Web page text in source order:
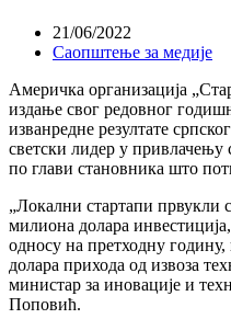
21/06/2022
Саопштење за медије
Америчка организација
издање свог редовног
изванредне резултате
светски лидер у привлачењу
по глави становника што
„Локални стартапи првукли
милиона долара
односу на претходну
долара прихода од извоза
министар за иновације и
Поповић.